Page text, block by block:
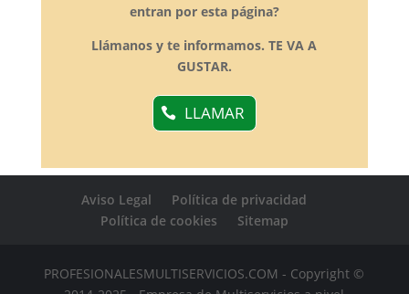
entran por esta página?
Llámanos y te informamos. TE VA A
GUSTAR.
LLAMAR
Aviso Legal
Política de privacidad
Política de cookies
Sitemap
PROFESIONALESMULTISERVICIOS.COM - Copyright ©